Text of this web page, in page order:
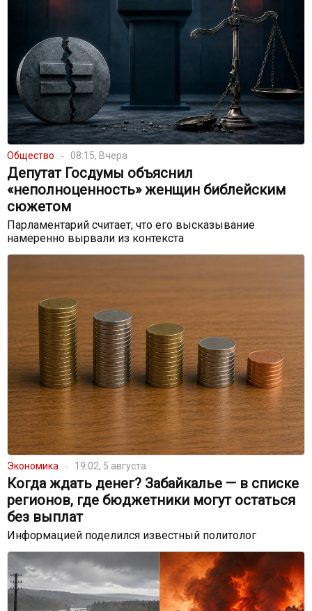
Общество 08:15, Вчера
Депутат Госдумы объяснил
«неполноценность» женщин библейским
сюжетом
Парламентарий считает, что его высказывание
намеренно вырвали из контекста
Экономика 19:02, 5 августа
Когда ждать денег? Забайкалье — в списке
регионов, где бюджетники могут остаться
без выплат
Информацией поделился известный политолог